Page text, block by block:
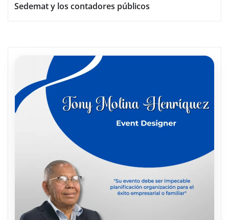
Sedemat y los contadores públicos